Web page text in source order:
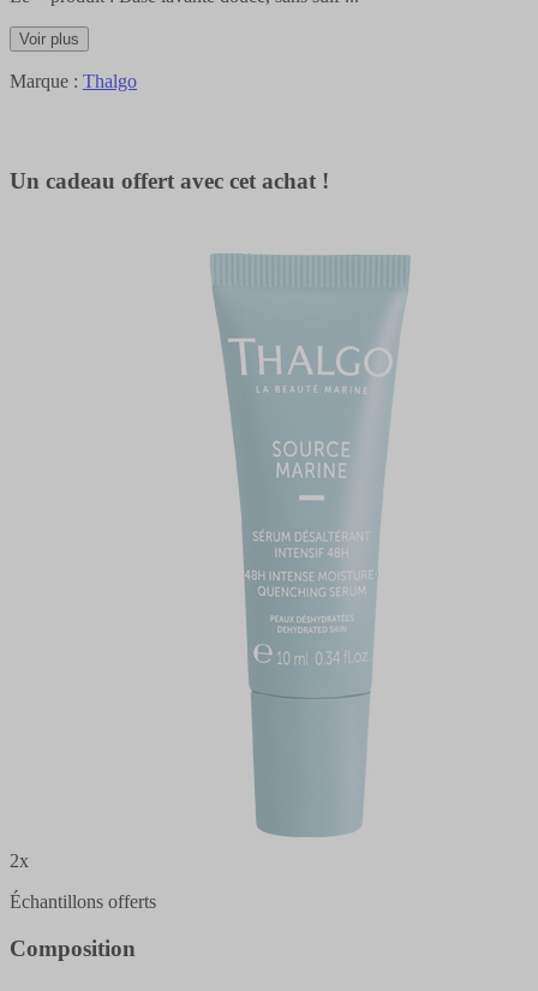
Voir plus
Marque : Thalgo
Un cadeau offert avec cet achat !
2x
Échantillons offerts
Composition